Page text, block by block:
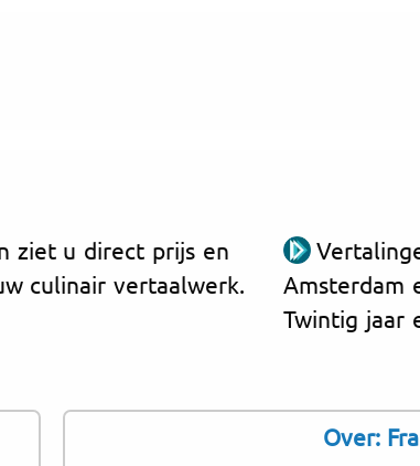
ziet u direct prijs en
culinair vertaalwerk.
Amsterdam
Twintig jaar
Over: